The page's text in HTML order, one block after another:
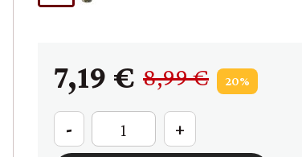
Soupe - croûtons
7,19 € 8,99 € 20%
-
+